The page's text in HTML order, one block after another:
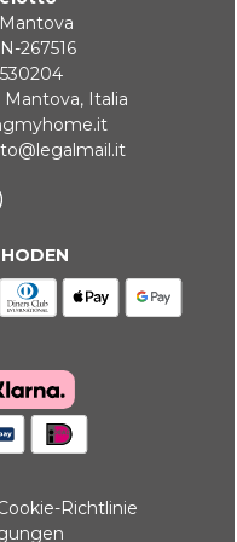
267516
Mantova, Italia
Richtlinie